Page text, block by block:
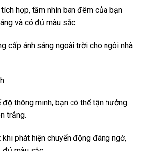
hợp, tầm nhìn ban đêm của bạn
và có đủ màu sắc.
cấp ánh sáng ngoài trời cho ngôi nhà
độ thông minh, bạn có thể tận hưởng
trắng.
phát hiện chuyển động đáng ngờ,